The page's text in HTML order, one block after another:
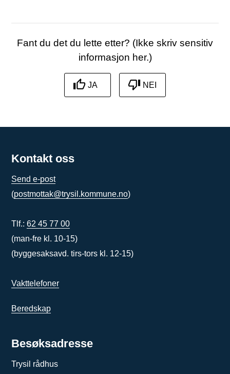
Fant du det du lette etter? (Ikke skriv sensitiv
informasjon her.)
JA NEI
Kontakt oss
Send e-post
(postmottak@trysil.kommune.no)
Tlf.:62 45 77 00
(man-fre kl. 10-15)
(byggesaksavd. tirs-tors kl. 12-15)
Vakttelefoner
Beredskap
Besøksadresse
Trysil rådhus